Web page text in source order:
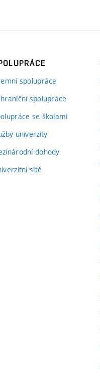
spolupráce
spolupráce
se školami
univerzity
dohody
sítě